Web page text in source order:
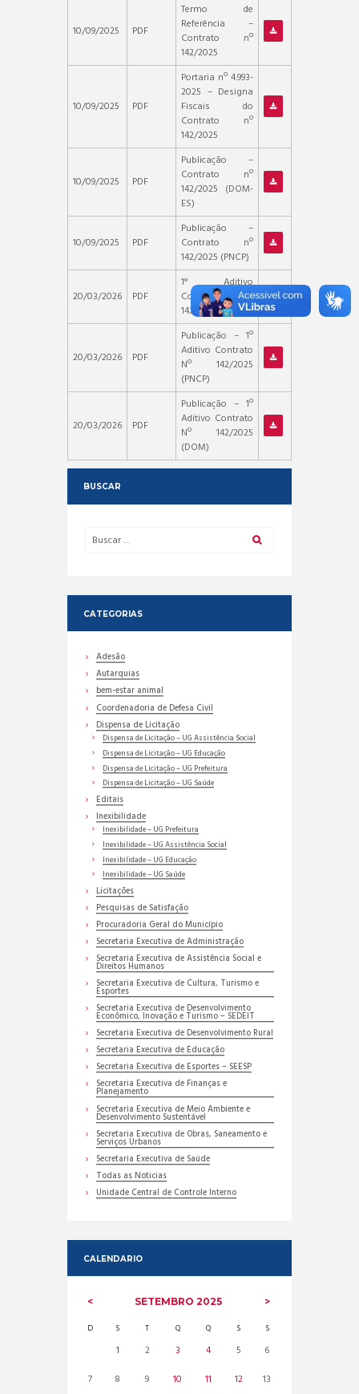
10/09/2025 PDF
Termo de
Referência –
Contrato nº
142/2025
10/09/2025 PDF
Portaria nº 4.993-
2025 – Designa
Fiscais do
Contrato nº
142/2025
10/09/2025 PDF
Publicação –
Contrato nº
142/2025 (DOM-
ES)
10/09/2025 PDF
Publicação –
Contrato nº
142/2025 (PNCP)
20/03/2026 PDF
1° Aditivo
Contrato N°
142/2025
20/03/2026 PDF
Publicação – 1º
Aditivo Contrato
Nº 142/2025
(PNCP)
20/03/2026 PDF
Publicação – 1º
Aditivo Contrato
Nº 142/2025
(DOM)
BUSCAR
CATEGORIAS
Adesão
Autarquias
bem-estar animal
Coordenadoria de Defesa Civil
Dispensa de Licitação
Dispensa de Licitação – UG Assistência Social
Dispensa de Licitação – UG Educação
Dispensa de Licitação – UG Prefeitura
Dispensa de Licitação – UG Saúde
Editais
Inexibilidade
Inexibilidade – UG Prefeitura
Inexibilidade – UG Assistência Social
Inexibilidade – UG Educação
Inexibilidade – UG Saúde
Licitações
Pesquisas de Satisfação
Procuradoria Geral do Município
Secretaria Executiva de Administração
Secretaria Executiva de Assistência Social e
Direitos Humanos
Secretaria Executiva de Cultura, Turismo e
Esportes
Secretaria Executiva de Desenvolvimento
Econômico, Inovação e Turismo – SEDEIT
Secretaria Executiva de Desenvolvimento Rural
Secretaria Executiva de Educação
Secretaria Executiva de Esportes – SEESP
Secretaria Executiva de Finanças e
Planejamento
Secretaria Executiva de Meio Ambiente e
Desenvolvimento Sustentável
Secretaria Executiva de Obras, Saneamento e
Serviços Urbanos
Secretaria Executiva de Saúde
Todas as Noticias
Unidade Central de Controle Interno
CALENDARIO
SETEMBRO2025
D S T Q Q S S
1 2 3 4 5
6
7
8 9 10 11 12 13